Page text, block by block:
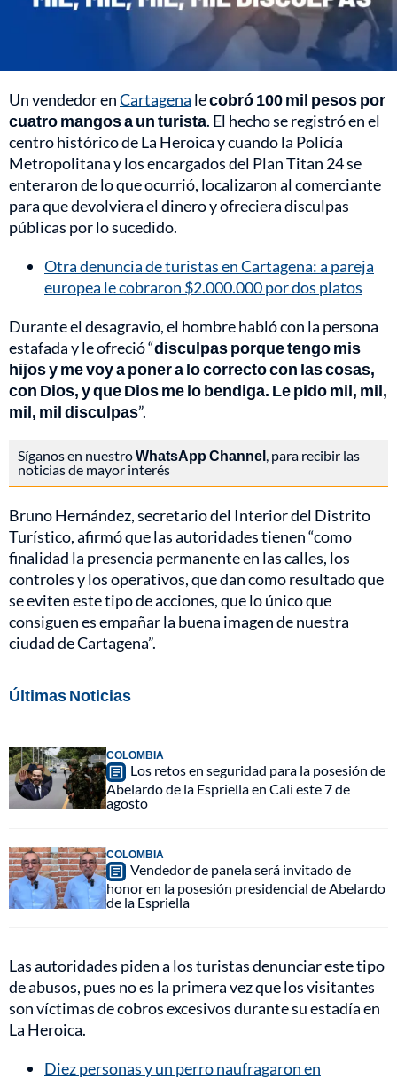
Un vendedor enCartagena lecobró 100 mil pesos por
cuatro mangos a un turista. El hecho se registró en el
centro histórico de La Heroica y cuando la Policía
Metropolitana y los encargados del Plan Titan 24 se
enteraron de lo que ocurrió, localizaron al comerciante
para que devolviera el dinero y ofreciera disculpas
públicas por lo sucedido.
Otra denuncia de turistas en Cartagena: a pareja
europea le cobraron $2.000.000 por dos platos
Durante el desagravio, el hombre habló con la persona
estafada y le ofreció “disculpas porque tengo mis
hijos y me voy a poner a lo correcto con las cosas,
con Dios, y que Dios me lo bendiga. Le pido mil, mil,
mil, mil disculpas”.
Síganos en nuestroWhatsApp Channel , para recibir las
noticias de mayor interés
Bruno Hernández, secretario del Interior del Distrito
Turístico, afirmó que las autoridades tienen “como
finalidad la presencia permanente en las calles, los
controles y los operativos, que dan como resultado que
se eviten este tipo de acciones, que lo único que
consiguen es empañar la buena imagen de nuestra
ciudad de Cartagena”.
Últimas Noticias
COLOMBIA
Los retos en seguridad para la posesión de
Abelardo de la Espriella en Cali este 7 de
agosto
COLOMBIA
Vendedor de panela será invitado de
honor en la posesión presidencial de Abelardo
de la Espriella
Las autoridades piden a los turistas denunciar este tipo
de abusos, pues no es la primera vez que los visitantes
son víctimas de cobros excesivos durante su estadía en
La Heroica.
Diez personas y un perro naufragaron en